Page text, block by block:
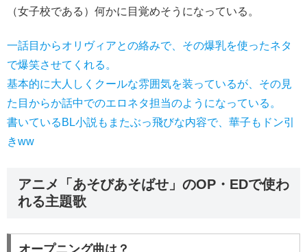
（女子校である）何かに目覚めそうになっている。
一話目からオリヴィアとの絡みで、その爆乳を使ったネタ
で爆笑させてくれる。
基本的に大人しくクールな雰囲気を装っているが、その見
た目からか話中でのエロネタ担当のようになっている。
書いているBL小説もまたぶっ飛びな内容で、華子もドン引
きww
アニメ「あそびあそばせ」のOP・EDで使わ
れる主題歌
オープニング曲は？